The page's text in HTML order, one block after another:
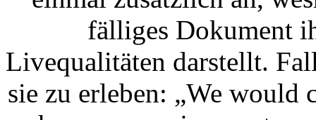
fälliges Dokument
Livequalitäten darstellt.
sie zu erleben: „We